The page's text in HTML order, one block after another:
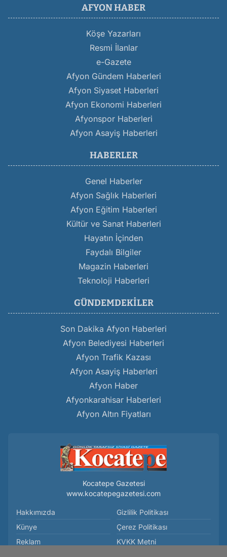
AFYON HABER
Köşe Yazarları
Resmi İlanlar
e-Gazete
Afyon Gündem Haberleri
Afyon Siyaset Haberleri
Afyon Ekonomi Haberleri
Afyonspor Haberleri
Afyon Asayiş Haberleri
HABERLER
Genel Haberler
Afyon Sağlık Haberleri
Afyon Eğitim Haberleri
Kültür ve Sanat Haberleri
Hayatın İçinden
Faydalı Bilgiler
Magazin Haberleri
Teknoloji Haberleri
GÜNDEMDEKILER
Son Dakika Afyon Haberleri
Afyon Belediyesi Haberleri
Afyon Trafik Kazası
Afyon Asayiş Haberleri
Afyon Haber
Afyonkarahisar Haberleri
Afyon Altın Fiyatları
Kocatepe Gazetesi
www.kocatepegazetesi.com
Hakkımızda
Künye
Reklam
Gizlilik Politikası
Çerez Politikası
KVKK Metni